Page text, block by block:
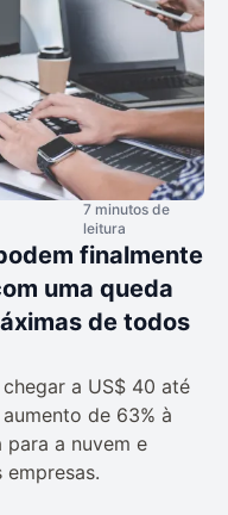
7 minutos de
leitura
finalmente
uma queda
de todos
a US$ 40 até
de 63% à
para a nuvem e